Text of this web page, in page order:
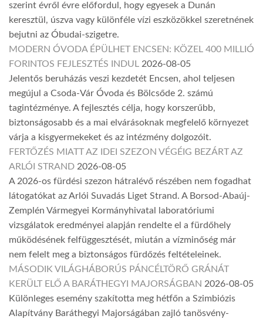
szerint évről évre előfordul, hogy egyesek a Dunán
keresztül, úszva vagy különféle vízi eszközökkel szeretnének
bejutni az Óbudai-szigetre.
MODERN ÓVODA ÉPÜLHET ENCSEN: KÖZEL 400 MILLIÓ
FORINTOS FEJLESZTÉS INDUL 2026-08-05
Jelentős beruházás veszi kezdetét Encsen, ahol teljesen
megújul a Csoda-Vár Óvoda és Bölcsőde 2. számú
tagintézménye. A fejlesztés célja, hogy korszerűbb,
biztonságosabb és a mai elvárásoknak megfelelő környezet
várja a kisgyermekeket és az intézmény dolgozóit.
FERTŐZÉS MIATT AZ IDEI SZEZON VÉGÉIG BEZÁRT AZ
ARLÓI STRAND 2026-08-05
A 2026-os fürdési szezon hátralévő részében nem fogadhat
látogatókat az Arlói Suvadás Liget Strand. A Borsod-Abaúj-
Zemplén Vármegyei Kormányhivatal laboratóriumi
vizsgálatok eredményei alapján rendelte el a fürdőhely
működésének felfüggesztését, miután a vízminőség már
nem felelt meg a biztonságos fürdőzés feltételeinek.
MÁSODIK VILÁGHÁBORÚS PÁNCÉLTÖRŐ GRÁNÁT
KERÜLT ELŐ A BARÁTHEGYI MAJORSÁGBAN 2026-08-05
Különleges esemény szakította meg hétfőn a Szimbiózis
Alapítvány Baráthegyi Majorságában zajló tanösvény-